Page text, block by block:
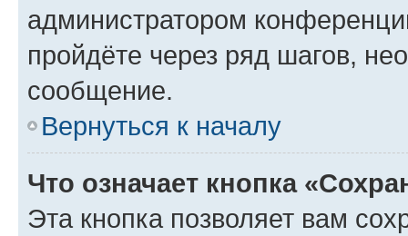
администратором
пройдёте через ряд шагов,
сообщение.
Вернуться к началу
Что означает кнопка
Эта кнопка позволяет вам